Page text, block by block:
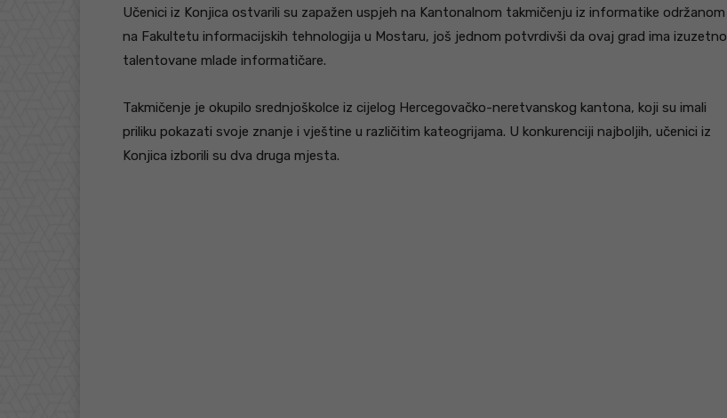
Učenici iz Konjica ostvarili su zapažen uspjeh na Kantonalnom takmičenju iz informatike održanom
na Fakultetu informacijskih tehnologija u Mostaru, još jednom potvrdivši da ovaj grad ima izuzetno
talentovane mlade informatičare.
Takmičenje je okupilo srednjoškolce iz cijelog Hercegovačko-neretvanskog kantona, koji su imali
priliku pokazati svoje znanje i vještine u različitim kateogrijama. U konkurenciji najboljih, učenici iz
Konjica izborili su dva druga mjesta.